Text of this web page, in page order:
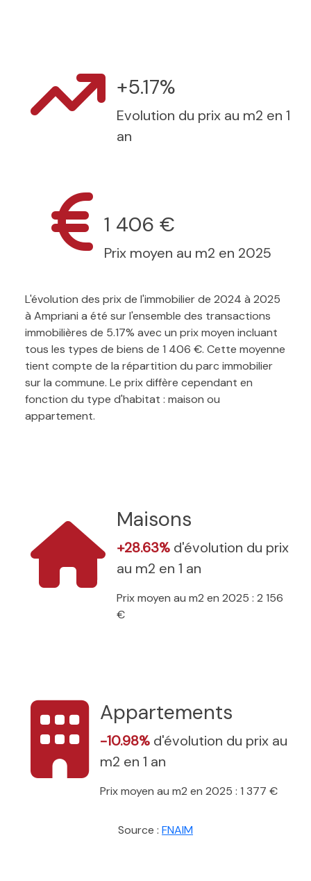
+5.17%
Evolution du prix au m2 en 1
an
1 406 €
Prix moyen au m2 en 2025
L'évolution des prix de l'immobilier de 2024 à 2025
à Ampriani a été sur l'ensemble des transactions
immobilières de 5.17% avec un prix moyen incluant
tous les types de biens de 1 406 €. Cette moyenne
tient compte de la répartition du parc immobilier
sur la commune. Le prix diffère cependant en
fonction du type d'habitat : maison ou
appartement.
Maisons
+28.63% d'évolution du prix
au m2 en 1 an
Prix moyen au m2 en 2025 : 2 156
€
Appartements
-10.98% d'évolution du prix au
m2 en 1 an
Prix moyen au m2 en 2025 : 1 377 €
Source : FNAIM